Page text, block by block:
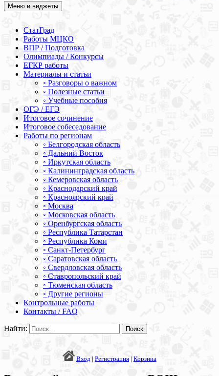
Академия СОВА
Подготовка к ЕГЭ, ОГЭ, ВПР, МЦКО, СтатГрад, КДР, ВОШ,
Меню и виджеты
СтатГрад
Работы МЦКО
ВПР / Подготовка
Олимпиады / Конкурсы
ЕГКР работы
Материалы и статьи
◦ Разговоры о важном
◦ Полезные статьи
◦ Учебные пособия
ОГЭ / ЕГЭ
Итоговое сочинение
Итоговое собеседование
Работы по регионам
◦ Белгородская область
◦ Дальний Восток
◦ Иркутская область
◦ Калининградская область
◦ Кемеровская область
◦ Краснодарский край
◦ Красноярский край
◦ Москва
◦ Московская область
◦ Оренбургская область
◦ Республика Татарстан
◦ Республика Коми
◦ Санкт-Петербург
◦ Саратовская область
◦ Свердловская область
◦ Ставропольский край
◦ Тюменская область
◦ Другие регионы
Контрольные работы
Контакты / FAQ
Найти:
Вход | Регистрация | Корзина